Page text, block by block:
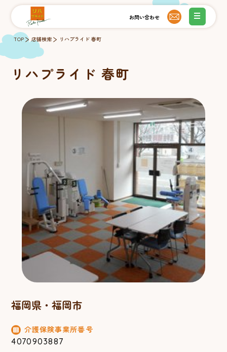
TOP 店舗検索 リハプライド 春町
リハプライド 春町
福岡県・福岡市
介護保険事業所番号
4070903887